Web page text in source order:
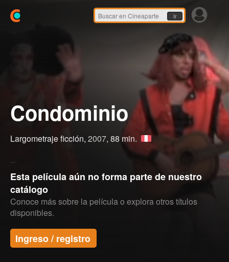
Ir
Condominio
Largometraje ficción, 2007, 88 min.
Esta película aún no forma parte de nuestro
catálogo
Conoce más sobre la película o explora otros títulos
disponibles.
Ingreso / registro